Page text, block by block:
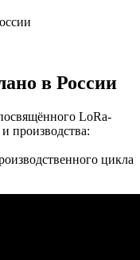
в России
LoRa-
производства:
цикла